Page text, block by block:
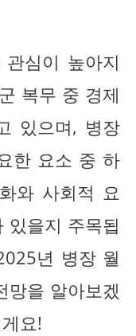
심이 높아지
복무 중 경제
있으며, 병장
한 요소 중 하
와 사회적 요
있을지 주목됩
년 병장 월
망을 알아보겠
요!